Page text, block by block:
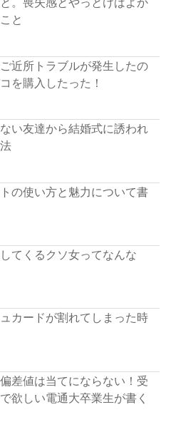
と
近所トラブルが発生したの
を購入したった！
い友達から結婚式に誘われ
の使い方と魅力について書
てくるクソ女ってなんな
カードが割れてしまった時
差値は当てにならない！受
欲しい電通大卒業生が書く